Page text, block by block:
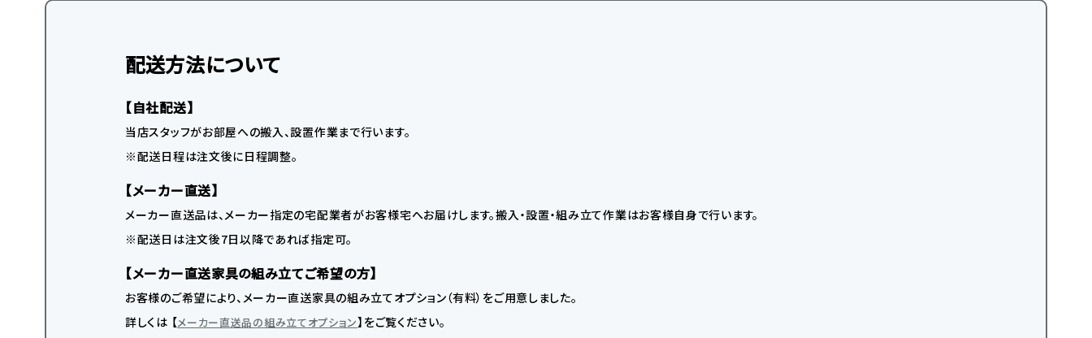
配送方法について
【自社配送】
当店スタッフがお部屋への搬入、設置作業まで行います。
※配送日程は注文後に日程調整。
【メーカー直送】
メーカー直送品は、メーカー指定の宅配業者がお客様宅へお届けします。搬入・設置・組み立て作業はお客様自身で行います。
※配送日は注文後7日以降であれば指定可。
【メーカー直送家具の組み立てご希望の方】
お客様のご希望により、メーカー直送家具の組み立てオプション（有料）をご用意しました。
詳しくは 【メーカー直送品の組み立てオプション】をご覧ください。